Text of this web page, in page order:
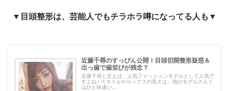
▼目頭整形は、芸能人でもチラホラ噂になってる人も▼
近藤千尋のすっぴん公開！目頭切開整形疑惑＆
出っ歯で歯並びが残念？
近藤千尋と言えば、人気ファッションモデルとして人気で
すよね♪ スタイルやルックスの良さは、他のモデルさんと
はひと味違い...